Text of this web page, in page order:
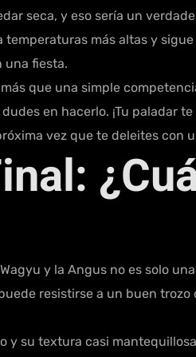
seca, y eso sería un
más altas y
una fiesta.
que una simple
en hacerlo. ¡Tu paladar
vez que te deleites con
y la Angus no es solo
resistirse a un buen
y su textura casi